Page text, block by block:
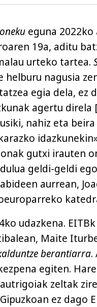
eguna 2022ko
19a, aditu
urteko tartea.
helburu nagusia
egia dela, ez
agertu direla
nahiz eta
gutxi irauten
geldi-geldi
aurrean,
udazkena.
Maite
berantiarra.
egiten.
zeltak
ez dago